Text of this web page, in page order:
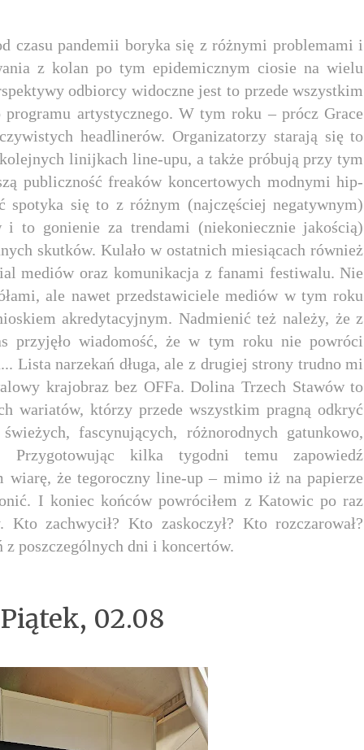
czasu pandemii boryka się z różnymi problemami i
z kolan po tym epidemicznym ciosie na wielu
odbiorcy widoczne jest to przede wszystkim
artystycznego. W tym roku – prócz Grace
headlinerów. Organizatorzy starają się to
linijkach line-upu, a także próbują przy tym
publiczność freaków koncertowych modnymi hip-
spotyka się to z różnym (najczęściej negatywnym)
i to gonienie za trendami (niekoniecznie jakością)
skutków. Kulało w ostatnich miesiącach również
mediów oraz komunikacja z fanami festiwalu. Nie
ale nawet przedstawiciele mediów w tym roku
akredytacyjnym. Nadmienić też należy, że z
przyjęło wiadomość, że w tym roku nie powróci
Lista narzekań długa, ale z drugiej strony trudno mi
krajobraz bez OFFa. Dolina Trzech Stawów to
wariatów, którzy przede wszystkim pragną odkryć
fascynujących, różnorodnych gatunkowo,
Przygotowując kilka tygodni temu zapowiedź
wiarę, że tegoroczny line-up – mimo iż na papierze
I koniec końców powróciłem z Katowic po raz
Kto zachwycił? Kto zaskoczył? Kto rozczarował?
z poszczególnych dni i koncertów.
Piątek, 02.08